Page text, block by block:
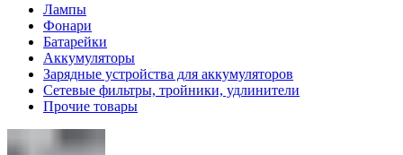
Лампы
Фонари
Батарейки
Аккумуляторы
Зарядные устройства для аккумуляторов
Сетевые фильтры, тройники, удлинители
Прочие товары